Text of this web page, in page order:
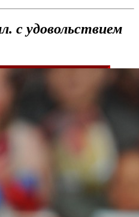
с удовольствием